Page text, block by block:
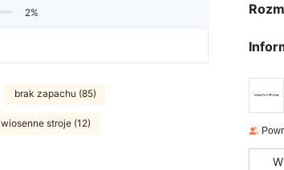
2%
brak zapachu (85)
wiosenne stroje (12)